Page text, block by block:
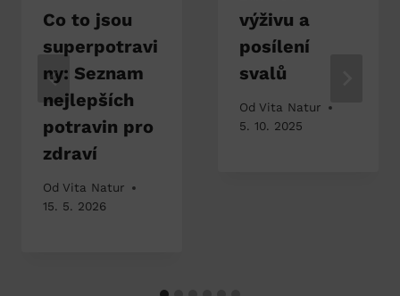
Co to jsou
superpotravi
ny: Seznam
nejlepších
potravin pro
zdraví
Od Vita Natur
15. 5. 2026
výživu a
posílení
svalů
Od Vita Natur
5. 10. 2025